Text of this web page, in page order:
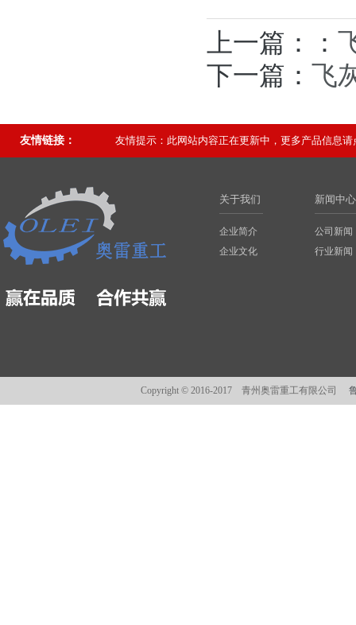
上一篇：：
下一篇： 飞
友情链接： 友情提示：此网站内容正在更新中，更多产品信息
关于我们
企业简介
企业文化
新闻中心
公司新闻
行业新闻
Copyright © 2016-2017 青州奥雷重工有限公司